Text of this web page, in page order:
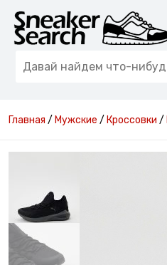
Главная / Мужские / Кроссовки /